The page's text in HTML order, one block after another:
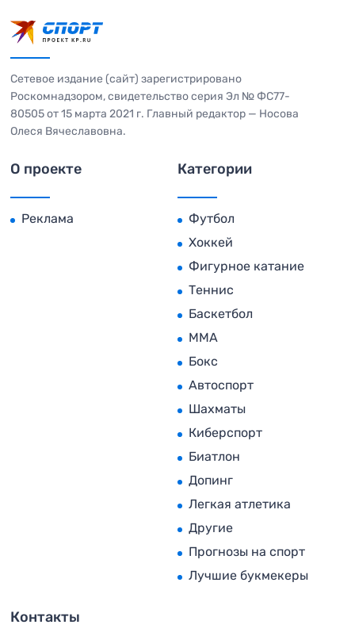
Сетевое издание (сайт) зарегистрировано
Роскомнадзором, свидетельство серия Эл № ФС77-
80505 от 15 марта 2021 г. Главный редактор — Носова
Олеся Вячеславовна.
О проекте
Реклама
Категории
Футбол
Хоккей
Фигурное катание
Теннис
Баскетбол
MMA
Бокс
Автоспорт
Шахматы
Киберспорт
Биатлон
Допинг
Легкая атлетика
Другие
Прогнозы на спорт
Лучшие букмекеры
Контакты